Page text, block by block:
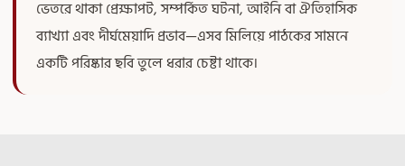
ভেতরে থাকা প্রেক্ষাপট, সম্পর্কিত ঘটনা, আইনি বা ঐতিহাসিক
ব্যাখ্যা এবং দীর্ঘমেয়াদি প্রভাব—এসব মিলিয়ে পাঠকের সামনে
একটি পরিষ্কার ছবি তুলে ধরার চেষ্টা থাকে।